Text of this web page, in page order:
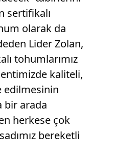
sertifikalı
olarak da
Lider Zolan,
tohumlarımız
kaliteli,
edilmesinin
bir arada
herkese çok
bereketli